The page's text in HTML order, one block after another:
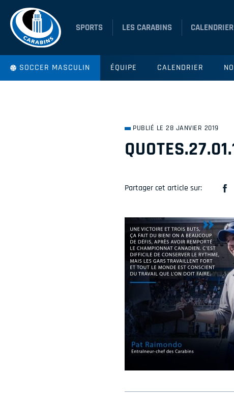
SPORTS LES CARABINS CALENDRIER
SOCCER MASCULIN ÉQUIPE CALENDRIER
PUBLIÉ LE 28 JANVIER 2019
Partager cet article sur: